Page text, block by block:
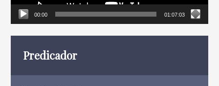
00:00 01:07:03
Predicador